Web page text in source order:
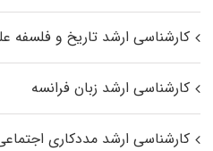
کارشناسی ارشد تاریخ و فلسفه
کارشناسی ارشد زبان فرانسه
کارشناسی ارشد مددکاری